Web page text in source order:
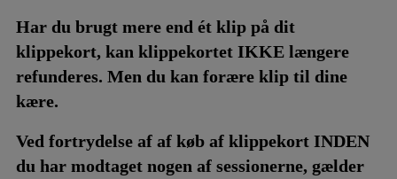
Har du brugt mere end ét klip på dit
klippekort, kan klippekortet IKKE længere
refunderes. Men du kan forære klip til dine
kære.
Ved fortrydelse af af køb af klippekort INDEN
du har modtaget nogen af sessionerne, gælder